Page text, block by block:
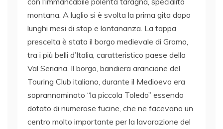
montana. A luglio si è svolta la prima gita dopo
lunghi mesi di stop e lontananza. La tappa
prescelta è stata il borgo medievale di Gromo,
tra i più belli d’Italia, caratteristico paese della
Val Seriana. Il borgo, bandiera arancione del
Touring Club italiano, durante il Medioevo era
soprannominato “la piccola Toledo” essendo
dotato di numerose fucine, che ne facevano un
centro molto importante per la lavorazione del